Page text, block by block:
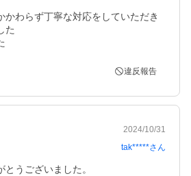
かわらず丁寧な対応をしていただき
た
違反報告
2024/10/31
tak*****さん
うございました。